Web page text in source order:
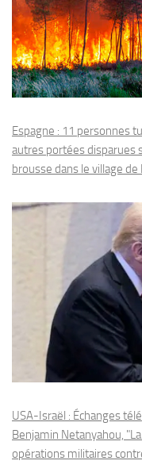
Espagne : 11 personnes
autres portées disparues
brousse dans le village de
USA-Israël : Échanges
Benjamin Netanyahou,
opérations militaires